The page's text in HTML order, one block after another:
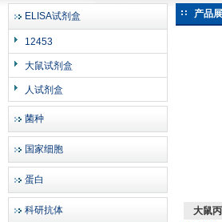
上海邦景实业有限公司
ELISA试剂盒夏日全新活动价
ELISA试剂盒
12453
大鼠试剂盒
人试剂盒
菌种
国家细胞
蛋白
科研抗体
产品
大鼠